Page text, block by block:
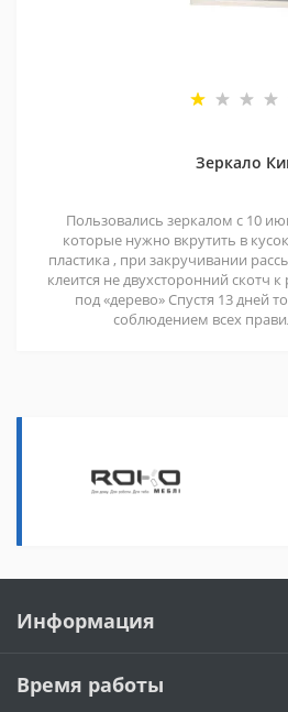
Зеркало
Пользовались зеркалом с 10
которые нужно вкрутить в
пластика , при закручивании
клеится не двухсторонний скотч
под «дерево» Спустя 13 дней
соблюдением всех
Информация
Время работы